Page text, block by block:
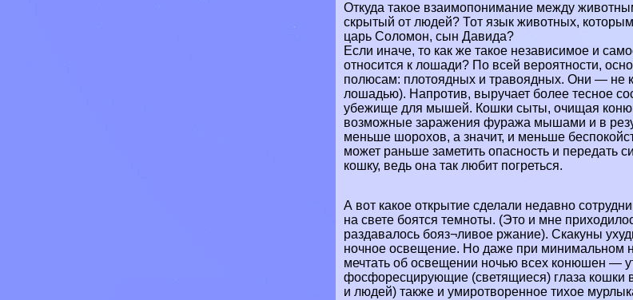
Откуда такое взаимопонимание между
скрытый от людей? Тот язык животных,
царь Соломон, сын Давида?
Если иначе, то как же такое независимое и
относится к лошади? По всей вероятности,
полюсам: плотоядных и травоядных. Они — не
лошадью). Напротив, выручает более тесное
убежище для мышей. Кошки сыты, очищая
возможные заражения фуража мышами и в
меньше шорохов, а значит, и меньше
может раньше заметить опасность и передать
кошку, ведь она так любит погреться.
А вот какое открытие сделали недавно
на свете боятся темноты. (Это и мне
раздавалось бояз¬ливое ржание). Скакуны
ночное освещение. Но даже при минимальном
мечтать об освещении ночью всех конюшен —
фосфоресцирующие (светящиеся) глаза кошки
и людей) также и умиротворенное тихое